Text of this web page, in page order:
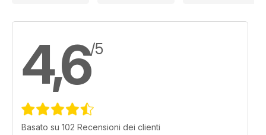
4,6/5
Basato su 102 Recensioni dei clienti